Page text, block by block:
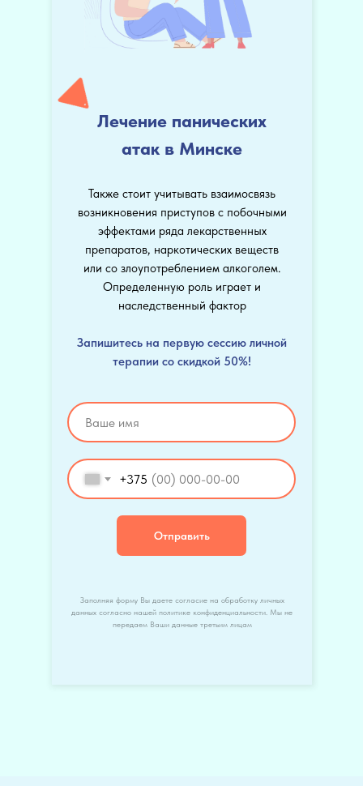
Также стоит учитывать взаимосвязь
возникновения приступов с побочными
эффектами ряда лекарственных
препаратов, наркотических веществ
или со злоупотреблением алкоголем.
Определенную роль играет и
наследственный фактор
Запишитесь на первую сессию личной
терапии со скидкой 50%!
+375
Отправить
Лечение панических
атак в Минске
Заполняя форму Вы даете согласие на обработку личных
данных согласно нашей политике конфиденциальности. Мы не
передаем Ваши данные третьим лицам